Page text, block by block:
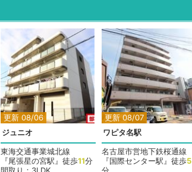
更新 08/06
ジュニオ
東海交通事業城北線
『尾張星の宮駅』徒歩11分
更新 08/07
ワピタ名駅
名古屋市営地下鉄桜通線
『国際センター駅』徒歩5